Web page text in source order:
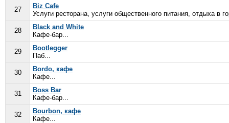
27
Biz Cafe
Услуги ресторана, услуги общественного питания, отдыха в
28
Black and White
Кафе-бар...
29
Bootlegger
Паб...
30
Bordo, кафе
Кафе...
31
Boss Bar
Кафе-бар...
32
Bourbon, кафе
Кафе...